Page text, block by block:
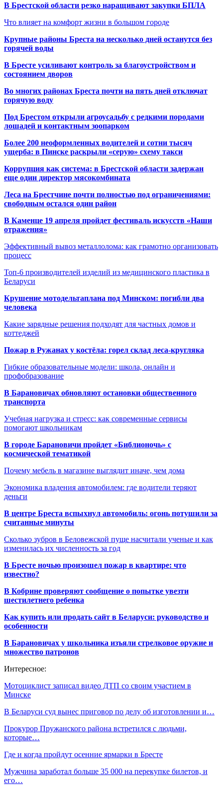
В Брестской области резко наращивают закупки БПЛА
Что влияет на комфорт жизни в большом городе
Крупные районы Бреста на несколько дней останутся без
горячей воды
В Бресте усиливают контроль за благоустройством и
состоянием дворов
Во многих районах Бреста почти на пять дней отключат
горячую воду
Под Брестом открыли агроусадьбу с редкими породами
лошадей и контактным зоопарком
Более 200 неоформленных водителей и сотни тысяч
ущерба: в Пинске раскрыли «серую» схему такси
Коррупция как система: в Брестской области задержан
еще один директор мясокомбината
Леса на Брестчине почти полностью под ограничениями:
свободным остался один район
В Каменце 19 апреля пройдет фестиваль искусств «Наши
отражения»
Эффективный вывоз металлолома: как грамотно организовать
процесс
Топ-6 производителей изделий из медицинского пластика в
Беларуси
Крушение мотодельтаплана под Минском: погибли два
человека
Какие зарядные решения подходят для частных домов и
коттеджей
Пожар в Ружанах у костёла: горел склад леса-кругляка
Гибкие образовательные модели: школа, онлайн и
профобразование
В Барановичах обновляют остановки общественного
транспорта
Учебная нагрузка и стресс: как современные сервисы
помогают школьникам
В городе Барановичи пройдет «Библионочь» с
космической тематикой
Почему мебель в магазине выглядит иначе, чем дома
Экономика владения автомобилем: где водители теряют
деньги
В центре Бреста вспыхнул автомобиль: огонь потушили за
считанные минуты
Сколько зубров в Беловежской пуще насчитали ученые и как
изменилась их численность за год
В Бресте ночью произошел пожар в квартире: что
известно?
В Кобрине проверяют сообщение о попытке увезти
шестилетнего ребенка
Как купить или продать сайт в Беларуси: руководство и
особенности
В Барановичах у школьника изъяли стрелковое оружие и
множество патронов
Интересное:
Мотоциклист записал видео ДТП со своим участием в
Минске
В Беларуси суд вынес приговор по делу об изготовлении и…
Прокурор Пружанского района встретился с людьми,
которые…
Где и когда пройдут осенние ярмарки в Бресте
Мужчина заработал больше 35 000 на перекупке билетов, и
его…